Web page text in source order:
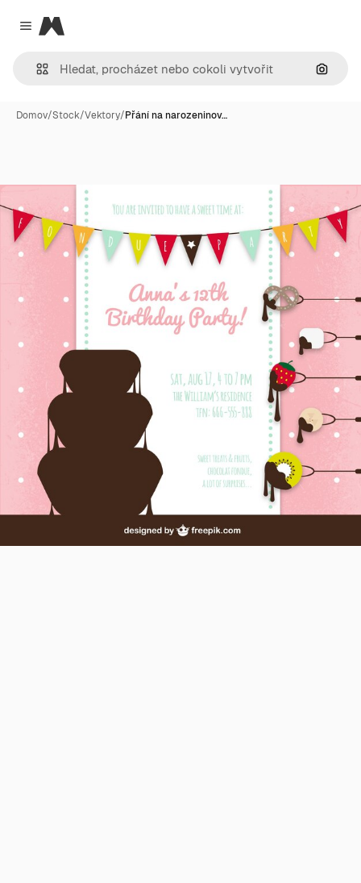
Close menu
Magnific
Hledat
Domov/Stock/Vektory/Přání na narozeninov…